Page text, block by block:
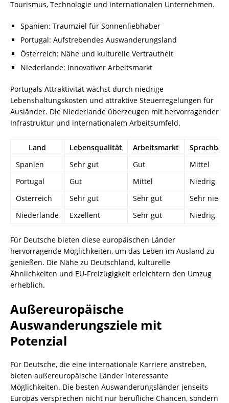
Tourismus, Technologie und internationalen Unternehmen.
Spanien: Traumziel für Sonnenliebhaber
Portugal: Aufstrebendes Auswanderungsland
Österreich: Nähe und kulturelle Vertrautheit
Niederlande: Innovativer Arbeitsmarkt
Portugals Attraktivität wächst durch niedrige
Lebenshaltungskosten und attraktive Steuerregelungen für
Ausländer. Die Niederlande überzeugen mit hervorragender
Infrastruktur und internationalem Arbeitsumfeld.
Land Lebensqualität Arbeitsmarkt
Spanien
Sehr gut Gut
Mittel
Portugal
Gut Mittel
Niedrig
Österreich
Sehr gut Sehr gut
Sehr
Niederlande
Exzellent Sehr gut Niedrig
Für Deutsche bieten diese europäischen Länder
hervorragende Möglichkeiten, um das Leben im Ausland zu
genießen. Die Nähe zu Deutschland, kulturelle
Ähnlichkeiten und EU-Freizügigkeit erleichtern den Umzug
erheblich.
Außereuropäische
Auswanderungsziele mit
Potenzial
Für Deutsche, die eine internationale Karriere anstreben,
bieten außereuropäische Länder interessante
Möglichkeiten. Die besten Auswanderungsländer jenseits
Europas versprechen nicht nur berufliche Chancen, sondern